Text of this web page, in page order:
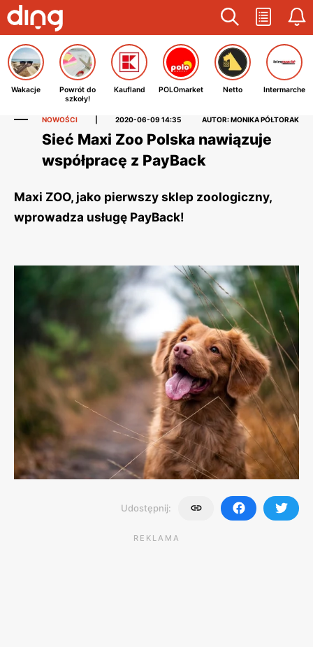
Wakacje
Powrót do
szkoły!
Kaufland POLOmarket Netto Intermarche
NOWOŚCI 2020-06-09 14:35 AUTOR: MONIKA PÓŁTORAK
Sieć Maxi Zoo Polska nawiązuje
współpracę z PayBack
Maxi ZOO, jako pierwszy sklep zoologiczny,
wprowadza usługę PayBack!
Udostępnij:
REKLAMA